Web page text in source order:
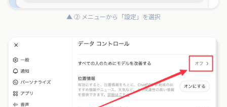
▲ ② メニューから「設定」を選択